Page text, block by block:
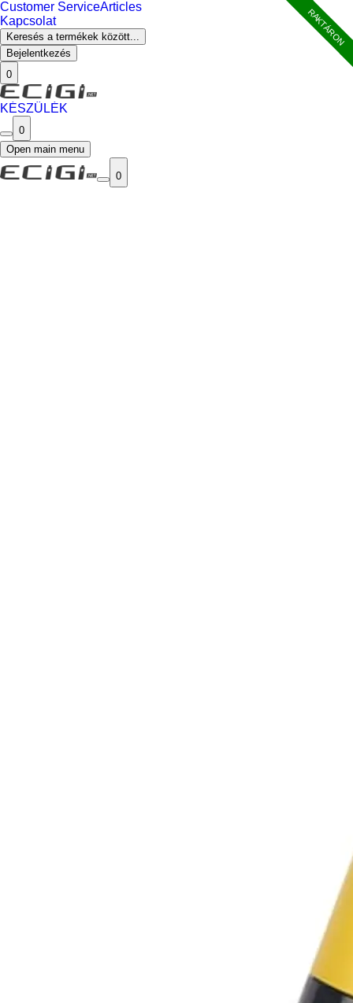
Customer ServiceArticles
Kapcsolat
Keresés a termékek között...
Bejelentkezés
0
KÉSZÜLÉK
0
Open main menu
0
RAKTÁRON